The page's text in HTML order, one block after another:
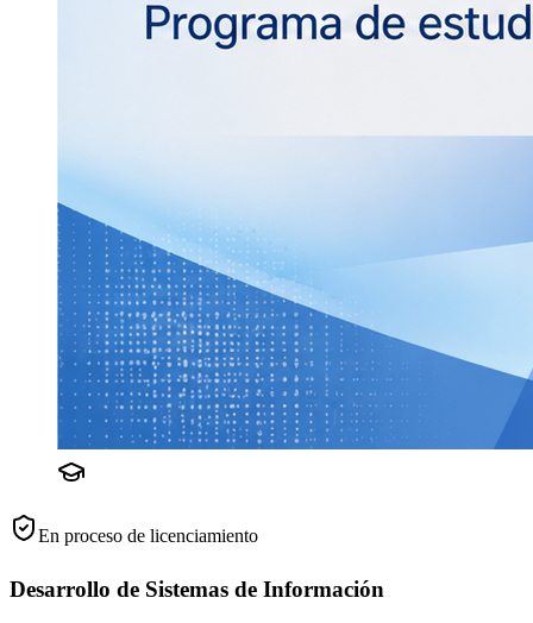
En proceso de licenciamiento
Desarrollo de Sistemas de Información